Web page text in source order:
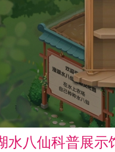
水八仙科普展示